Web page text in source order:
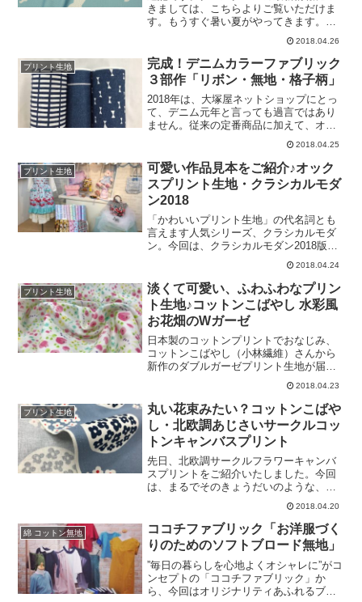
い！キッズから大人の方まで網羅でき
る、カラーバリエーション！20sコーマ糸
使用の高級感がありながら、お手頃価
格！そして、その手芸への汎用性の高さ
から、大塚屋ネットショップではこの布
地を「暮らしのギンガム」と名づけまし
た。朝起きて、まぶしい日差
きましては、こちらよりご覧いただけま
す。もうすぐ暑い夏がやってきます。そ
ば、こちらの「ウォータークールクロ
ス」です。今年の新柄は、上のシロクマ
柄と、下の２つの合計３柄です。女性に
も、男性にも、女の子にも、男の子に
も、抵抗なくご使用可能な柄をご用意し
ています。さて、こちらの「ウォーター
クールクロス」、以下の特徴が挙げられ
で手に取るだけでほんのり冷たい！ 濡ら
してフリフリ振れば気化熱促進でさらに
ひんやり！ 爽やかなメッシュ素材なので
肌に触れてもべたつかず、さらさら！ ほ
どよいサイズ感の６０
2018.04.26
プリント生地
完成！デニムカラーファブリック
３部作「リボン・無地・格子柄」
2018年は、大塚屋ネットショップにとっ
て、デニム元年と言っても過言ではあり
ません。従来の定番商品に加えて、オッ
クスプリント「シンプルなリボン・デニ
ムカラー」に始まり、インディゴデニム
やストレッチデニム、綿麻デニム、セル
ビッジデニム（生デニム）、お買い得デ
ニムなどなどなど･･･意識的にデニム・ジ
ーンズ関連商品を増やしてまいりまし
た。そして、先日の無地調に加え、格子
（四角）柄のデニム調オックスプリント
が完成することで、写真の「デニムカラ
ーオックスプリント３部作」がいよいよ
勢ぞろいすることとなりました☆今回の
プリントは、どれもシンプルで飽きにく
いデザインとなっていますので、特に
「インテリア雑貨」の
2018.04.25
プリント生地
可愛い作品見本をご紹介♪オック
スプリント生地・クラシカルモダ
ン2018
「かわいいプリント生地」の代名詞とも
言えます人気シリーズ、クラシカルモダ
ン。今回は、クラシカルモダン2018版の
生地を使って作られた作品見本をご紹介
します。まずは、こちらの貝殻の柄のキ
ッズワンピース！さらに、色違いのピン
クで、２サイズのバッグをご紹介。シェ
ル柄と同じく「横づかいボーダー柄」の
サクランボエプロン。真っ赤なサクラン
ボが鮮やかなアクセントになっていま
す。今シーズンは、こちらの柄が一番人
気です。そしてこちらは、クラシカルモ
ダンシリーズの定番、「ユニコーン」が
モチーフの柄です。バッグをぐるりと囲
んだフリルがとってもキュート♡そして
こちらは、ボーダーのウサギちゃん柄ク
ッションと、総柄のビス
2018.04.24
プリント生地
淡くて可愛い、ふわふわなプリン
ト生地♪コットンこばやし 水彩風
お花畑のWガーゼ
日本製のコットンプリントでおなじみ、
コットンこばやし（小林繊維）さんから
新作のダブルガーゼプリント生地が届き
ました。その名も、”水彩風お花畑のWガ
ーゼ”！水彩風のガーゼシリーズは以前よ
りご好評をいただいています。そんな中
で、今回はより明るく、より彩どりがき
れいな布地に仕上がりました。小柄の花
柄なので、ダブルガーゼのハンドメイド
の定番「マスク」にご利用いただけます
し、「パジャマ」や「春夏のふわふわワ
ンピース」などにもご使用いただけま
す。カラーはこちらの３タイプ。＼ ほ
わ わ ～ ん ／やさしさあふれる作品づ
くりに、ぜひご利用くださいませ♪コット
ンこばやし 水彩風お花畑のWガーゼ（リ
ンク先に商品
2018.04.23
プリント生地
丸い花束みたい？コットンこばや
し・北欧調あじさいサークルコッ
トンキャンバスプリント
先日、北欧調サークルフラワーキャンバ
スプリントをご紹介いたしました。今回
は、まるでそのきょうだいのような、サ
ます。＼ おっしゃれ～♪ ／直径約７セ
ンチほどのサークルの中に、「紫陽花
（あじさい）」をモチーフにした花柄を
えがいています。見方によっては、上か
らみた花束のようにも見えます。こんな
ポンポンと可愛い生地の素材は、コット
ンキャンバス。エプロンなどのハンドメ
2018.04.20
綿 コットン無地
ココチファブリック「お洋服づく
りのためのソフトブロード無地」
”毎日の暮らしを心地よくオシャレに”がコ
ンセプトの「ココチファブリック」か
ら、今回はオリジナリティあふれるブロ